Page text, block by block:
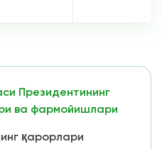
Президентининг
ва фармойишлари
қарорлари